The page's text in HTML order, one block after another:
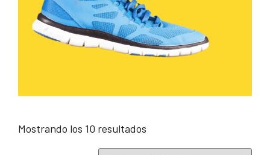
Mostrando los 10 resultados